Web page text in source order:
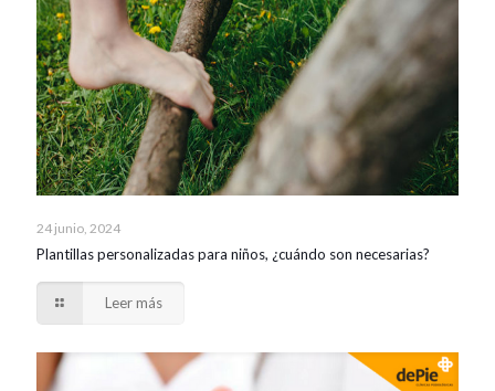
24 junio, 2024
Plantillas personalizadas para niños, ¿cuándo son necesarias?
Leer más